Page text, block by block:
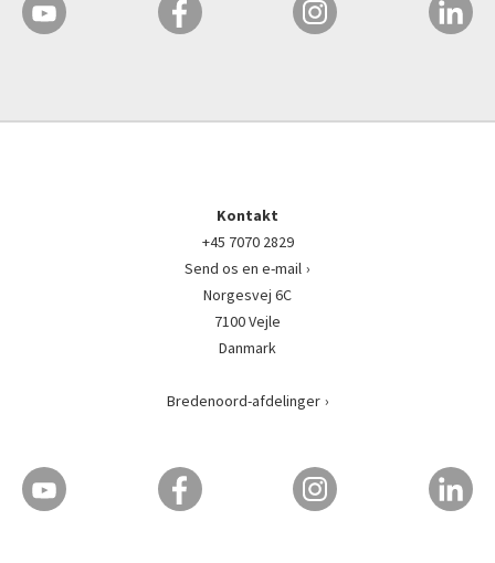
Kontakt
+45 7070 2829
Send os en e-mail
Norgesvej 6C
7100 Vejle
Danmark
Bredenoord-afdelinger